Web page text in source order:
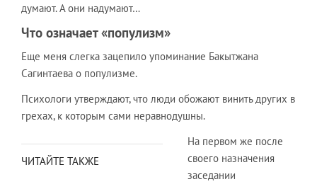
думают. А они надумают…
Что означает «популизм»
Еще меня слегка зацепило упоминание Бакытжана
Сагинтаева о популизме.
Психологи утверждают, что люди обожают винить других в
грехах, к которым сами неравнодушны.
ЧИТАЙТЕ ТАКЖЕ
На первом же после
своего назначения
заседании